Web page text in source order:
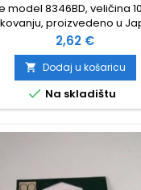
model 8346BD, veličina
proizvedeno u
Cijena
2,62 €
 Dodaj u košaricu
 Na skladištu